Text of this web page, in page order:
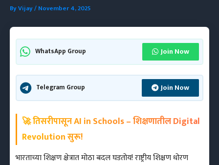
ByVijay/November 4, 2025
WhatsApp Group Join Now
Telegram Group Join Now
🚀 तिसरीपासून AI in Schools – शिक्षणातील Digital
Revolution सुरू!
भारताच्या शिक्षण क्षेत्रात मोठा बदल घडतोय! राष्ट्रीय शिक्षण धोरण